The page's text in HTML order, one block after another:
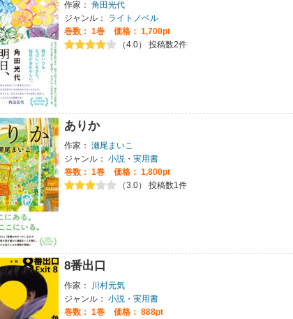
作家： 角田光代
ジャンル：
ライトノベル
巻数： 1巻
価格： 1,700pt
（4.0） 投稿数2件
ありか
作家： 瀬尾まいこ
ジャンル： 小説・実用書
巻数： 1巻
価格： 1,800pt
（3.0） 投稿数1件
8番出口
作家：
川村元気
ジャンル： 小説・実用書
巻数： 1巻
価格： 888pt